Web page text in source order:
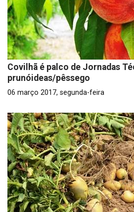
Covilhã é palco de Jornadas
prunóideas/pêssego
06 março 2017, segunda-feira